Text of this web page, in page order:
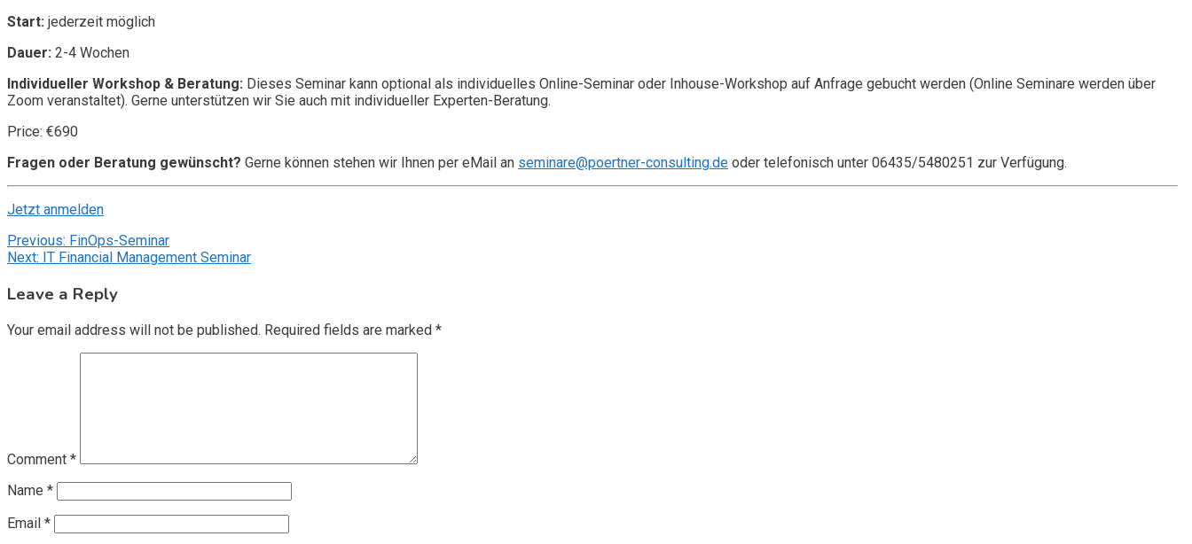
Start: jederzeit möglich
Dauer: 2-4 Wochen
Individueller Workshop & Beratung: Dieses Seminar kann optional als individuelles Online-Seminar oder Inhouse-Workshop auf Anfrage gebucht werden (Online Seminare werden über
Zoom veranstaltet). Gerne unterstützen wir Sie auch mit individueller Experten-Beratung.
Price: €690
Fragen oder Beratung gewünscht? Gerne können stehen wir Ihnen per eMail an seminare@poertner-consulting.de oder telefonisch unter 06435/5480251 zur Verfügung.
Jetzt anmelden
Post
navigation
Previous: FinOps-Seminar
Next: IT Financial Management Seminar
Leave a Reply
Your email address will not be published. Required fields are marked *
Comment *
Name *
Email *